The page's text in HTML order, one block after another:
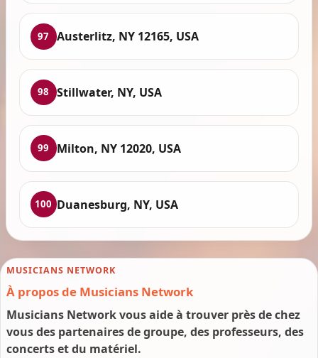
97 Austerlitz, NY 12165, USA
98 Stillwater, NY, USA
99 Milton, NY 12020, USA
100 Duanesburg, NY, USA
MUSICIANS NETWORK
À propos de Musicians Network
Musicians Network vous aide à trouver près de chez
vous des partenaires de groupe, des professeurs, des
concerts et du matériel.